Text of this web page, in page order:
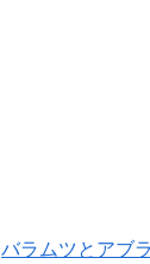
バラムツとアブ